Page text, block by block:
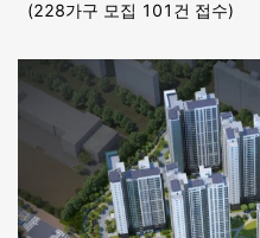
(228가구 모집 101건 접수)